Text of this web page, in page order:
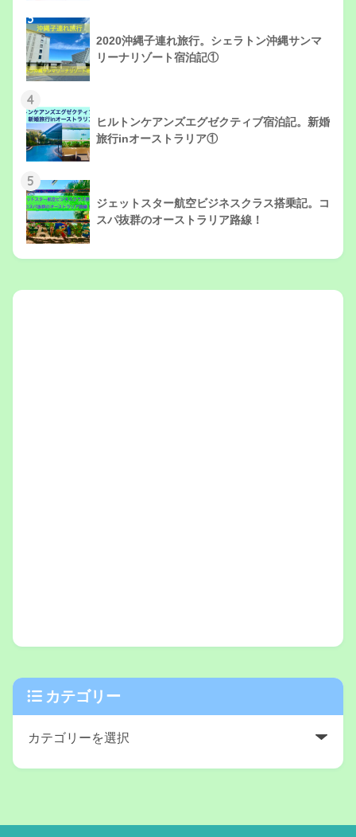
3
2020沖縄子連れ旅行。シェラトン沖縄サンマ
リーナリゾート宿泊記①
4
ヒルトンケアンズエグゼクティブ宿泊記。新婚
旅行inオーストラリア①
5
ジェットスター航空ビジネスクラス搭乗記。コ
スパ抜群のオーストラリア路線！
カテゴリー